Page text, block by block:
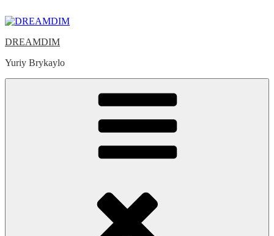
to
DREAMDIM
Yuriy Brykaylo